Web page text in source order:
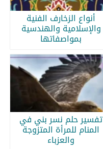
أنواع الزخارف الفنية
والإسلامية والهندسية
بمواصفاتها
تفسير حلم نسر بني في
المنام للمرأة المتزوجة
والعزباء